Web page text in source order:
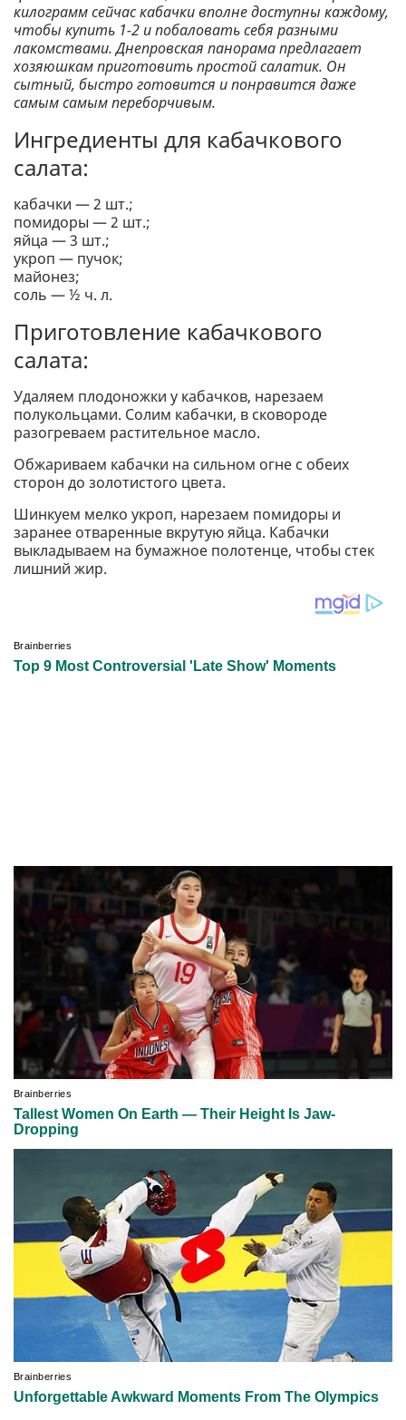
килограмм сейчас кабачки вполне доступны каждому,
чтобы купить 1-2 и побаловать себя разными
лакомствами. Днепровская панорама предлагает
хозяюшкам приготовить простой салатик. Он
сытный, быстро готовится и понравится даже
самым самым переборчивым.
Ингредиенты для кабачкового
салата:
кабачки — 2 шт.;
помидоры — 2 шт.;
яйца — 3 шт.;
укроп — пучок;
майонез;
соль — ½ ч. л.
Приготовление кабачкового
салата:
Удаляем плодоножки у кабачков, нарезаем
полукольцами. Солим кабачки, в сковороде
разогреваем растительное масло.
Обжариваем кабачки на сильном огне с обеих
сторон до золотистого цвета.
Шинкуем мелко укроп, нарезаем помидоры и
заранее отваренные вкрутую яйца. Кабачки
выкладываем на бумажное полотенце, чтобы стек
лишний жир.